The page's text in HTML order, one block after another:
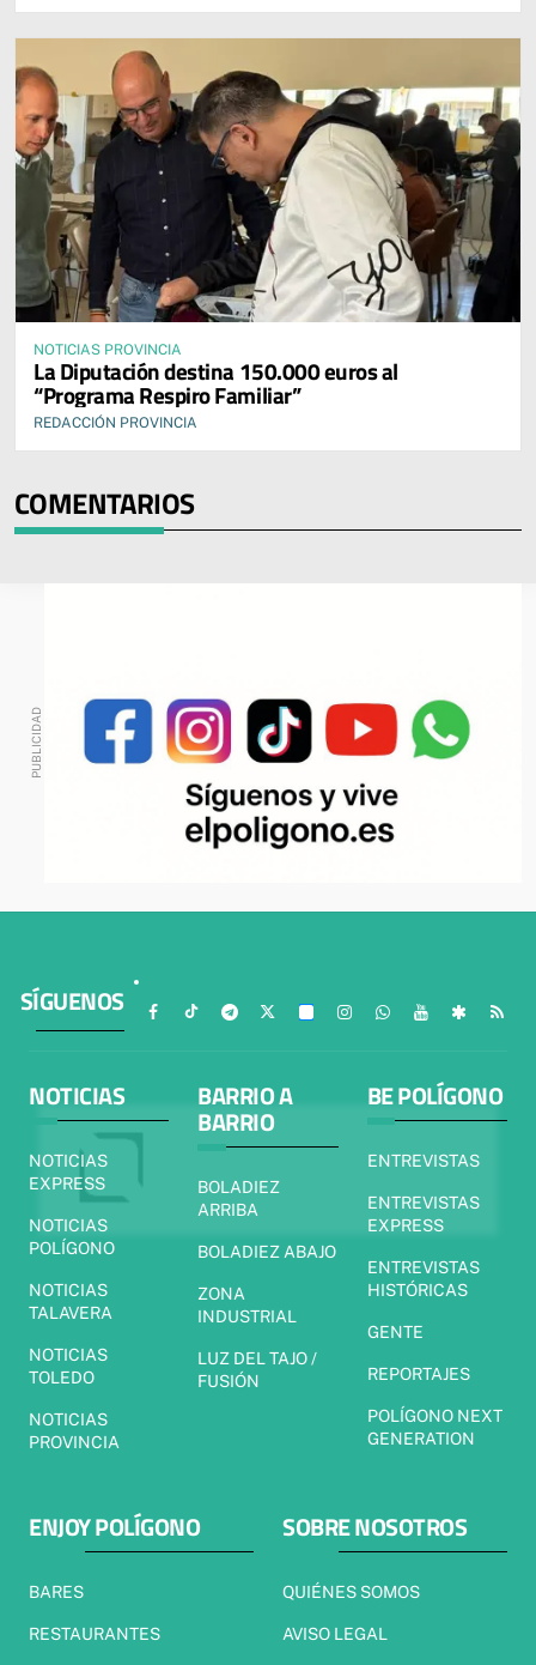
NOTICIAS PROVINCIA
La Diputación destina 150.000 euros al
“Programa Respiro Familiar”
REDACCIÓN PROVINCIA
COMENTARIOS
SÍGUENOS
NOTICIAS
NOTICIAS
EXPRESS
NOTICIAS
POLÍGONO
NOTICIAS
TALAVERA
NOTICIAS
TOLEDO
NOTICIAS
PROVINCIA
BARRIO A
BARRIO
BOLADIEZ
ARRIBA
BOLADIEZ ABAJO
ZONA
INDUSTRIAL
LUZ DEL TAJO /
FUSIÓN
BE POLÍGONO
ENTREVISTAS
ENTREVISTAS
EXPRESS
ENTREVISTAS
HISTÓRICAS
GENTE
REPORTAJES
POLÍGONO NEXT
GENERATION
ENJOY POLÍGONO
BARES
RESTAURANTES
SOBRE NOSOTROS
QUIÉNES SOMOS
AVISO LEGAL